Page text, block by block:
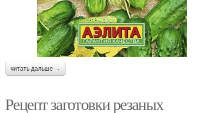
читать дальше →
Рецепт заготовки резаных